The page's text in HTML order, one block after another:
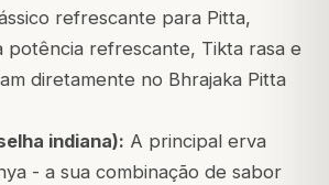
refrescante para Pitta,
potência refrescante, Tikta rasa e
diretamente no Bhrajaka Pitta
indiana): A principal erva
- a sua combinação de sabor